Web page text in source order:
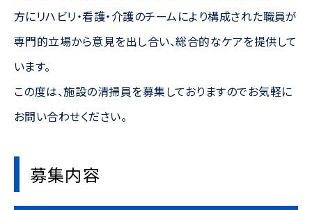
方にリハビリ・看護・介護のチームにより構成された職員が
専門的立場から意見を出し合い、総合的なケアを提供して
います。
この度は、施設の清掃員を募集しておりますのでお気軽に
お問い合わせください。
募集内容